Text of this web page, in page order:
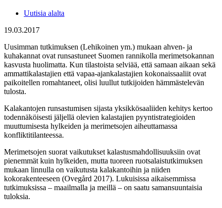
Uutisia alalta
19.03.2017
Uusimman tutkimuksen (Lehikoinen ym.) mukaan ahven- ja
kuhakannat ovat runsastuneet Suomen rannikolla merimetsokannan
kasvusta huolimatta. Kun tilastoista selviää, että samaan aikaan sekä
ammattikalastajien että vapaa-ajankalastajien kokonaissaaliit ovat
paikoitellen romahtaneet, olisi luullut tutkijoiden hämmästelevän
tulosta.
Kalakantojen runsastumisen sijasta yksikkösaaliiden kehitys kertoo
todennäköisesti jäljellä olevien kalastajien pyyntistrategioiden
muuttumisesta hylkeiden ja merimetsojen aiheuttamassa
konfliktitilanteessa.
Merimetsojen suorat vaikutukset kalastusmahdollisuuksiin ovat
pienemmät kuin hylkeiden, mutta tuoreen ruotsalaistutkimuksen
mukaan linnulla on vaikutusta kalakantoihin ja niiden
kokorakenteeseen (Ovegård 2017). Lukuisissa aikaisemmissa
tutkimuksissa – maailmalla ja meillä – on saatu samansuuntaisia
tuloksia.